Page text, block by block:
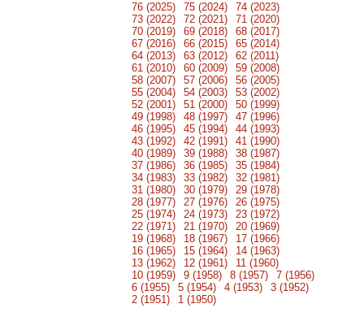
76 (2025) 75 (2024)
74 (2023)
73 (2022)
72 (2021)
71 (2020)
70 (2019)
69 (2018)
68 (2017)
67 (2016)
66 (2015)
65 (2014)
64 (2013)
63 (2012)
62 (2011)
61 (2010)
60 (2009)
59 (2008)
58 (2007)
57 (2006)
56 (2005)
55 (2004)
54 (2003)
53 (2002)
52 (2001)
51 (2000)
50 (1999)
49 (1998)
48 (1997)
47 (1996)
46 (1995)
45 (1994)
44 (1993)
43 (1992)
42 (1991)
41 (1990)
40 (1989)
39 (1988)
38 (1987)
37 (1986)
36 (1985)
35 (1984)
34 (1983)
33 (1982)
32 (1981)
31 (1980)
30 (1979)
29 (1978)
28 (1977)
27 (1976)
26 (1975)
25 (1974)
24 (1973)
23 (1972)
22 (1971)
21 (1970)
20 (1969)
19 (1968)
18 (1967)
17 (1966)
16 (1965)
15 (1964)
14 (1963)
13 (1962)
12 (1961)
11 (1960)
10 (1959)
9 (1958) 8 (1957)
7 (1956)
6 (1955)
5 (1954) 4 (1953)
3 (1952)
2 (1951)
1 (1950)